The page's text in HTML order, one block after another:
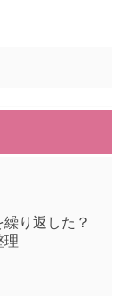
り返した？
理